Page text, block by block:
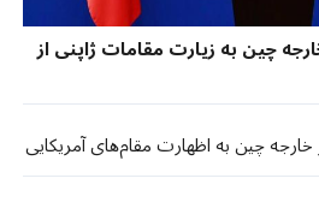
چین به زیارت مقامات ژاپنی از
چین به اظهارت مقام‌های آمریکایی